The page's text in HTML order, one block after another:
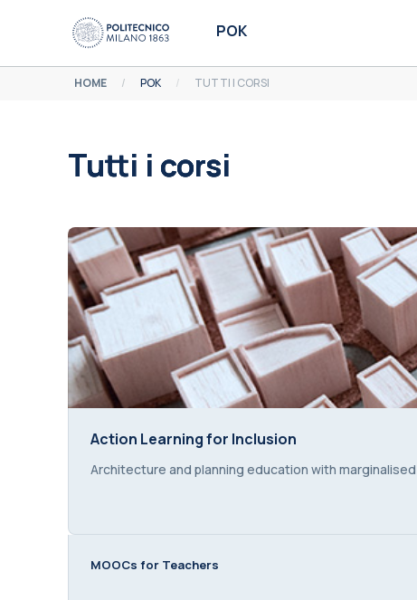
POK
HOME POK TUTTI I CORSI
Tutti i corsi
Aggregazione dei criteri
Action Learning for Inclusion
Action Learning for Inclusion
Course summary text:
Architecture and planning education with
MOOCs for Teachers